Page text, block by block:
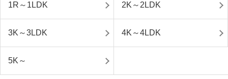
1R～1LDK 2K～2LDK
3K～3LDK 4K～4LDK
5K～